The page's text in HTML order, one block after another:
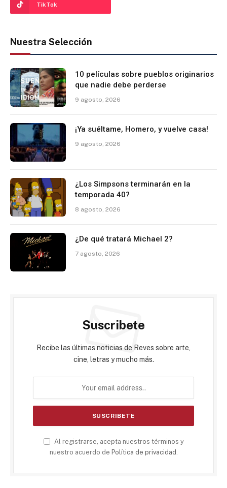
TikTok
Nuestra Selección
10 películas sobre pueblos originarios
que nadie debe perderse
9 agosto, 2026
¡Ya suéltame, Homero, y vuelve casa!
9 agosto, 2026
¿Los Simpsons terminarán en la
temporada 40?
8 agosto, 2026
¿De qué tratará Michael 2?
7 agosto, 2026
Suscribete
Recibe las últimas noticias de Reves sobre arte,
cine, letras y mucho más.
Al registrarse, acepta nuestros términos y
nuestro acuerdo de Política de privacidad